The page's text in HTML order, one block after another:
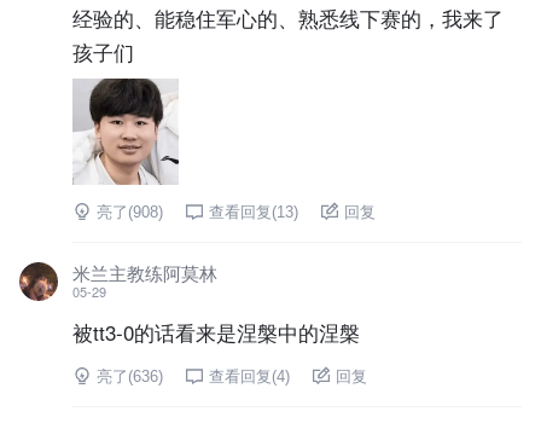
经验的、能稳住军心的、熟悉线下赛的，我来了
孩子们
亮了(908) 查看回复(13) 回复
米兰主教练阿莫林
05-29
被tt3-0的话看来是涅槃中的涅槃
亮了(636) 查看回复(4) 回复